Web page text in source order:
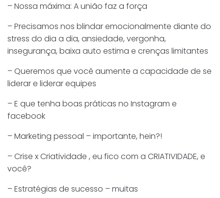
– Nossa máxima: A união faz a força
– Precisamos nos blindar emocionalmente diante do
stress do dia a dia, ansiedade, vergonha,
insegurança, baixa auto estima e crenças limitantes
– Queremos que você aumente a capacidade de se
liderar e liderar equipes
– E que tenha boas práticas no Instagram e
facebook
– Marketing pessoal – importante, hein?!
– Crise x Criatividade , eu fico com a CRIATIVIDADE, e
você?
– Estratégias de sucesso – muitas